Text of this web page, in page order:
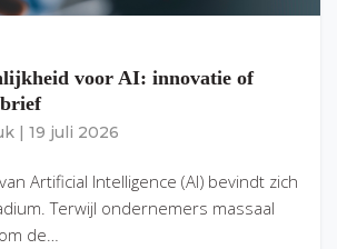
voor AI: innovatie of
19 juli 2026
Artificial Intelligence (AI) bevindt zich
Terwijl ondernemers massaal
de…